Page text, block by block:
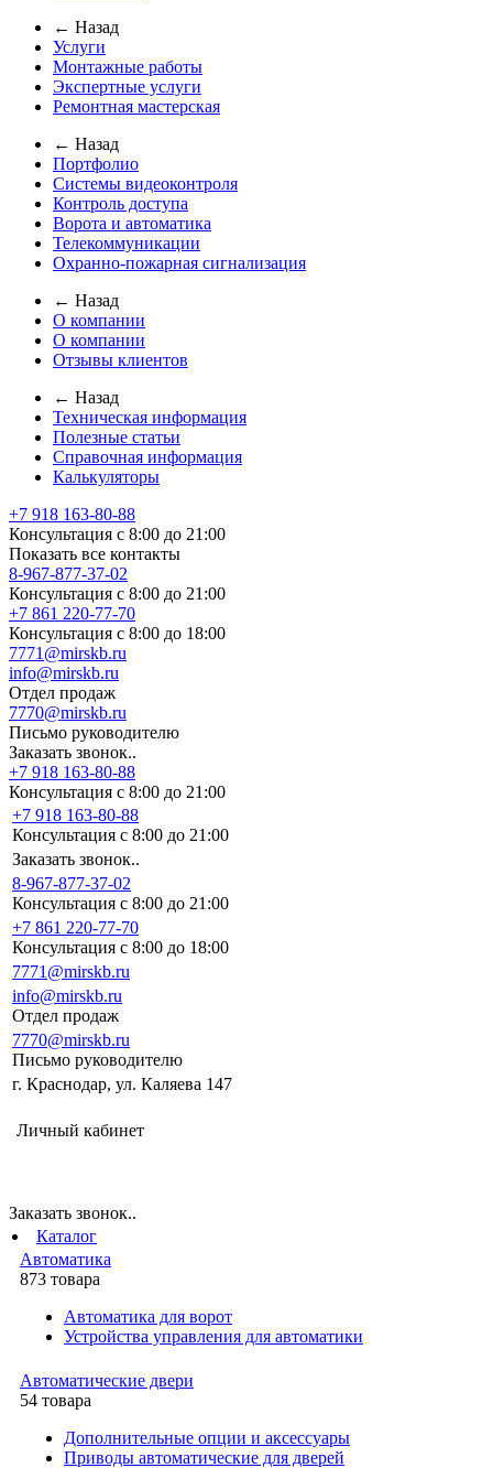
← Назад
Услуги
Монтажные работы
Экспертные услуги
Ремонтная мастерская
← Назад
Портфолио
Системы видеоконтроля
Контроль доступа
Ворота и автоматика
Телекоммуникации
Охранно-пожарная сигнализация
← Назад
О компании
О компании
Отзывы клиентов
← Назад
Техническая информация
Полезные статьи
Справочная информация
Калькуляторы
+7 918 163-80-88
Консультация с 8:00 до 21:00
Показать все контакты
8-967-877-37-02
Консультация с 8:00 до 21:00
+7 861 220-77-70
Консультация с 8:00 до 18:00
7771@mirskb.ru
info@mirskb.ru
Отдел продаж
7770@mirskb.ru
Письмо руководителю
Заказать звонок..
+7 918 163-80-88
Консультация с 8:00 до 21:00
+7 918 163-80-88
Консультация с 8:00 до 21:00
Заказать звонок..
8-967-877-37-02
Консультация с 8:00 до 21:00
+7 861 220-77-70
Консультация с 8:00 до 18:00
7771@mirskb.ru
info@mirskb.ru
Отдел продаж
7770@mirskb.ru
Письмо руководителю
г. Краснодар, ул. Каляева 147
Личный кабинет
Заказать звонок..
Каталог
Автоматика
873 товара
Автоматика для ворот
Устройства управления для автоматики
Автоматические двери
54 товара
Дополнительные опции и аксессуары
Приводы автоматические для дверей